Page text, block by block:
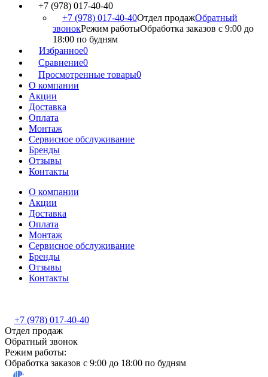
+7 (978) 017-40-40
+7 (978) 017-40-40Отдел продажОбратный
звонокРежим работыОбработка заказов с 9:00 до
18:00 по будням
Избранное0
Сравнение0
Просмотренные товары0
О компании
Акции
Доставка
Оплата
Монтаж
Сервисное обслуживание
Бренды
Отзывы
Контакты
О компании
Акции
Доставка
Оплата
Монтаж
Сервисное обслуживание
Бренды
Отзывы
Контакты
+7 (978) 017-40-40
Отдел продаж
Обратный звонок
Режим работы:
Обработка заказов с 9:00 до 18:00 по будням